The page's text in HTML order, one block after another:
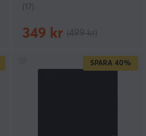
(17)
349 kr
SPARA 40%